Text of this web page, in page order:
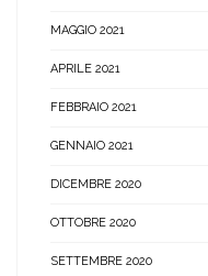
MAGGIO 2021
APRILE 2021
FEBBRAIO 2021
GENNAIO 2021
DICEMBRE 2020
OTTOBRE 2020
SETTEMBRE 2020